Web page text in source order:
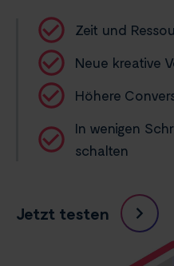
Zeit und
Neue kreative
Höhere
In wenigen
schalten
Jetzt testen